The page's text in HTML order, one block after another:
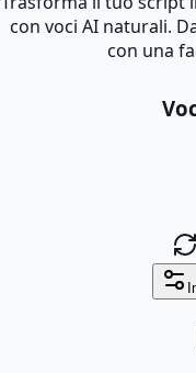
con voci AI naturali.
con una